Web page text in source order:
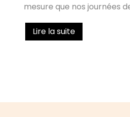
mesure que nos journées
Lire la suite